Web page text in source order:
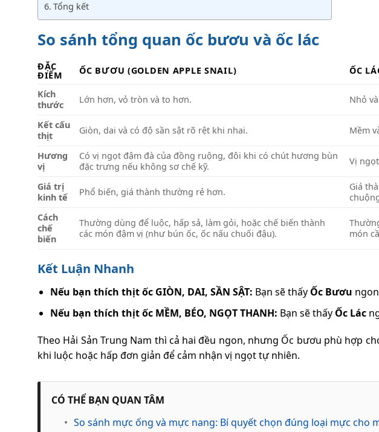
Tổng kết
So sánh tổng quan ốc bươu và ốc lác
ĐẶC
ĐIỂM ỐC BƯƠU (GOLDEN APPLE SNAIL) ỐC
Kích
thước
Lớn hơn, vỏ tròn và to hơn. Nhỏ
Kết cấu
thịt
Giòn, dai và có độ sần sật rõ rệt khi nhai. Mềm
Hương
vị
Có vị ngọt đậm đà của đồng ruộng, đôi khi có chút hương bùn
đặc trưng nếu không sơ chế kỹ.
Vị
Giá trị
kinh tế
Phổ biến, giá thành thường rẻ hơn.
Giá
Cách
chế
biến
Thường dùng để luộc, hấp sả, làm gỏi, hoặc chế biến thành
các món đậm vị (như bún ốc, ốc nấu chuối đậu).
món
Kết Luận Nhanh
Nếu bạn thích thịt ốc GIÒN, DAI, SẦN SẬT: Bạn sẽ thấy Ốc Bươu
Nếu bạn thích thịt ốc MỀM, BÉO, NGỌT THANH: Bạn sẽ thấy Ốc Lác
Theo Hải Sản Trung Nam thì cả hai đều ngon, nhưng Ốc bươu phù hợp
khi luộc hoặc hấp đơn giản để cảm nhận vị ngọt tự nhiên.
CÓ THỂ BẠN QUAN TÂM
• So sánh mực ống và mực nang: Bí quyết chọn đúng loại mực cho